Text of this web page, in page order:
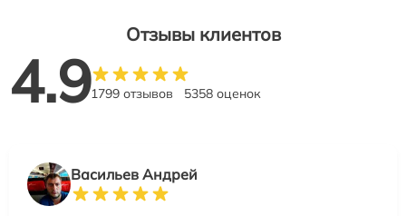
Отзывы клиентов
4.91799 отзывов 5358 оценок
Васильев Андрей